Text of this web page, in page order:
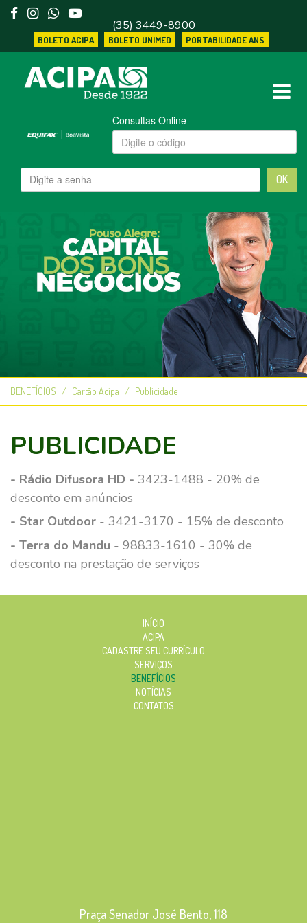
(35) 3449-8900
BOLETO ACIPA BOLETO UNIMED PORTABILIDADE ANS
Consultas Online
OK
BENEFÍCIOS Cartão Acipa Publicidade
PUBLICIDADE
- Rádio Difusora HD - 3423-1488 - 20% de
desconto em anúncios
- Star Outdoor - 3421-3170 - 15% de desconto
- Terra do Mandu - 98833-1610 - 30% de
desconto na prestação de serviços
INÍCIO
ACIPA
CADASTRE SEU CURRÍCULO
SERVIÇOS
BENEFÍCIOS
NOTÍCIAS
CONTATOS
Praça Senador José Bento, 118